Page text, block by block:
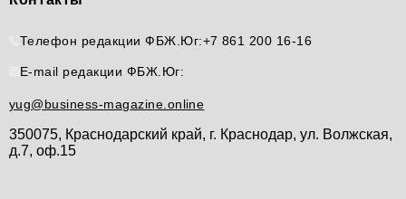
Телефон редакции ФБЖ.Юг:+7 861 200 16-16
E-mail редакции ФБЖ.Юг:
yug@business-magazine.online
350075, Краснодарский край, г. Краснодар, ул. Волжская,
д.7, оф.15